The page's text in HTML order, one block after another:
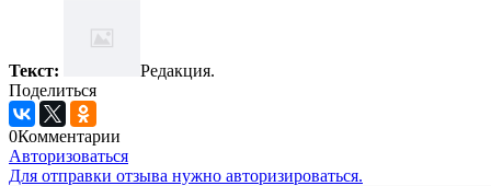
Текст:
Редакция.
Поделиться
0Комментарии
Авторизоваться
Для отправки отзыва нужно авторизироваться.